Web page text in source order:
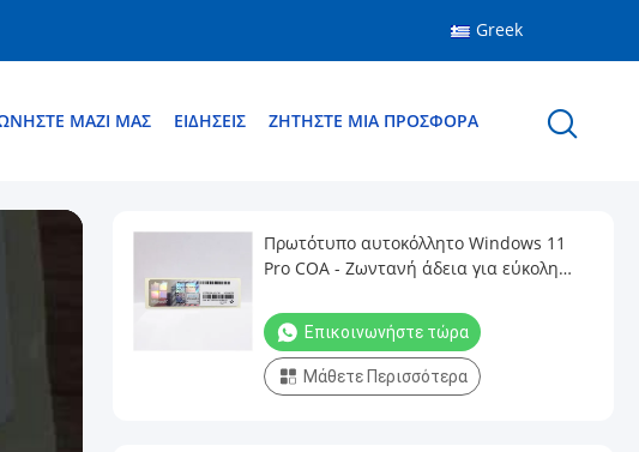
Greek
ΜΑΖΊ ΜΑΣ ΕΙΔΉΣΕΙΣ ΖΗΤΉΣΤΕ ΜΙΑ ΠΡΟΣΦΟΡΆ
Πρωτότυπο αυτοκόλλητο Windows 11
Pro COA - Ζωντανή άδεια για εύκολη
Επικοινωνήστε τώρα
Μάθετε Περισσότερα